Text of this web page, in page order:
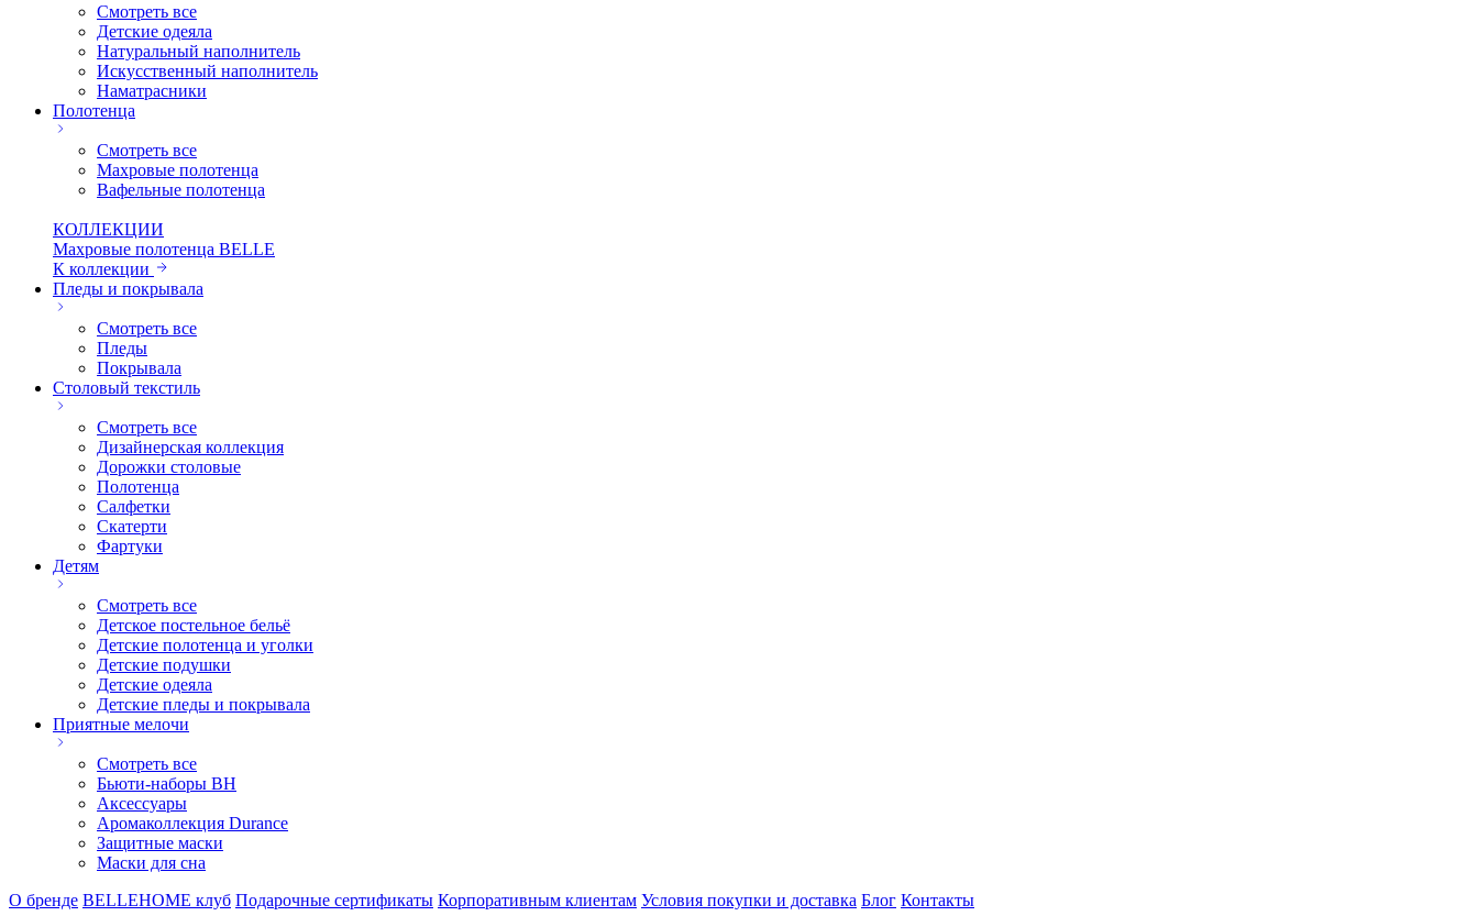
Смотреть все
Детские одеяла
Натуральный наполнитель
Искуcственный наполнитель
Наматрасники
Полотенца
Смотреть все
Махровые полотенца
Вафельные полотенца
КОЛЛЕКЦИИ
Махровые полотенца BELLE
К коллекции
Пледы и покрывала
Смотреть все
Пледы
Покрывала
Столовый текстиль
Смотреть все
Дизайнерская коллекция
Дорожки столовые
Полотенца
Салфетки
Скатерти
Фартуки
Детям
Смотреть все
Детское постельное бельё
Детские полотенца и уголки
Детские подушки
Детские одеяла
Детские пледы и покрывала
Приятные мелочи
Смотреть все
Бьюти-наборы ВН
Аксессуары
Аромаколлекция Durance
Защитные маски
Маски для сна
О бренде BELLEHOME клуб Подарочные сертификаты Корпоративным клиентам Условия покупки и доставка Блог Контакты